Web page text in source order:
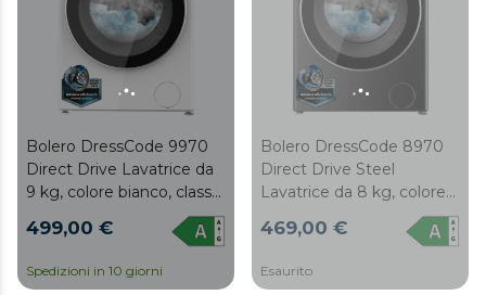
Plus e Stop&Go
Bolero DressCode 9970
Direct Drive Lavatrice da
9 kg, colore bianco, classe
A, con motore Direct
Drive e 1400 giri/min, 11
FullColor, porta XXL e
499,00 €
Spedizioni in 10 giorni
Bolero DressCode 8970
Direct Drive Steel
Lavatrice da 8 kg, colore
motore Direct Drive e
programmi, pannello di
469,00 €
Esaurito